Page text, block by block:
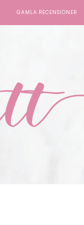
GAMLA RECENSIONER